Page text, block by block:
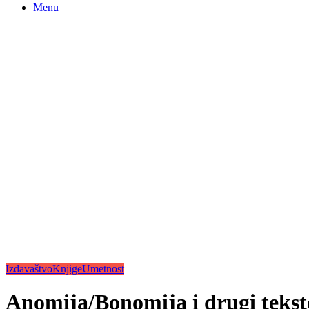
Menu
IzdavaštvoKnjigeUmetnost
Anomija/Bonomija i drugi